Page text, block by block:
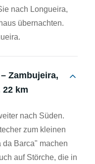
nach Longueira,
übernachten.
Zambujeira,
22 km
nach Süden.
zum kleinen
da Barca" machen
auf Störche, die in